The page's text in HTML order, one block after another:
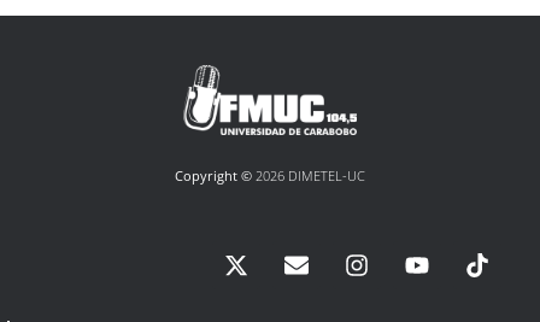
Copyright © 2026 DIMETEL-UC